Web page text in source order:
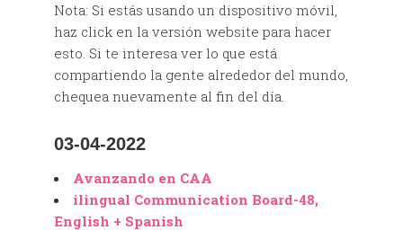
Nota: Si estás usando un dispositivo móvil,
haz click en la versión website para hacer
esto. Si te interesa ver lo que está
compartiendo la gente alrededor del mundo,
chequea nuevamente al fin del día.
03-04-2022
Avanzando en CAA
ilingual Communication Board-48,
English + Spanish